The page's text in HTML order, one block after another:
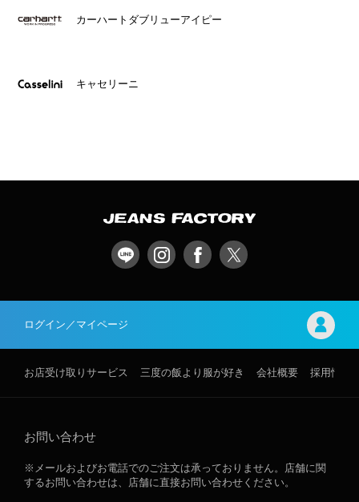
カーハートダブリューアイピー
キャセリーニ
ログイン／マイページ
お店受け取りサービス 三度の飯より服が好き 会社概要 採用情報
お問い合わせ
※メールおよびお電話でのご注文は承っておりません。店舗に関
するお問い合わせは、店舗に直接お問い合わせください。